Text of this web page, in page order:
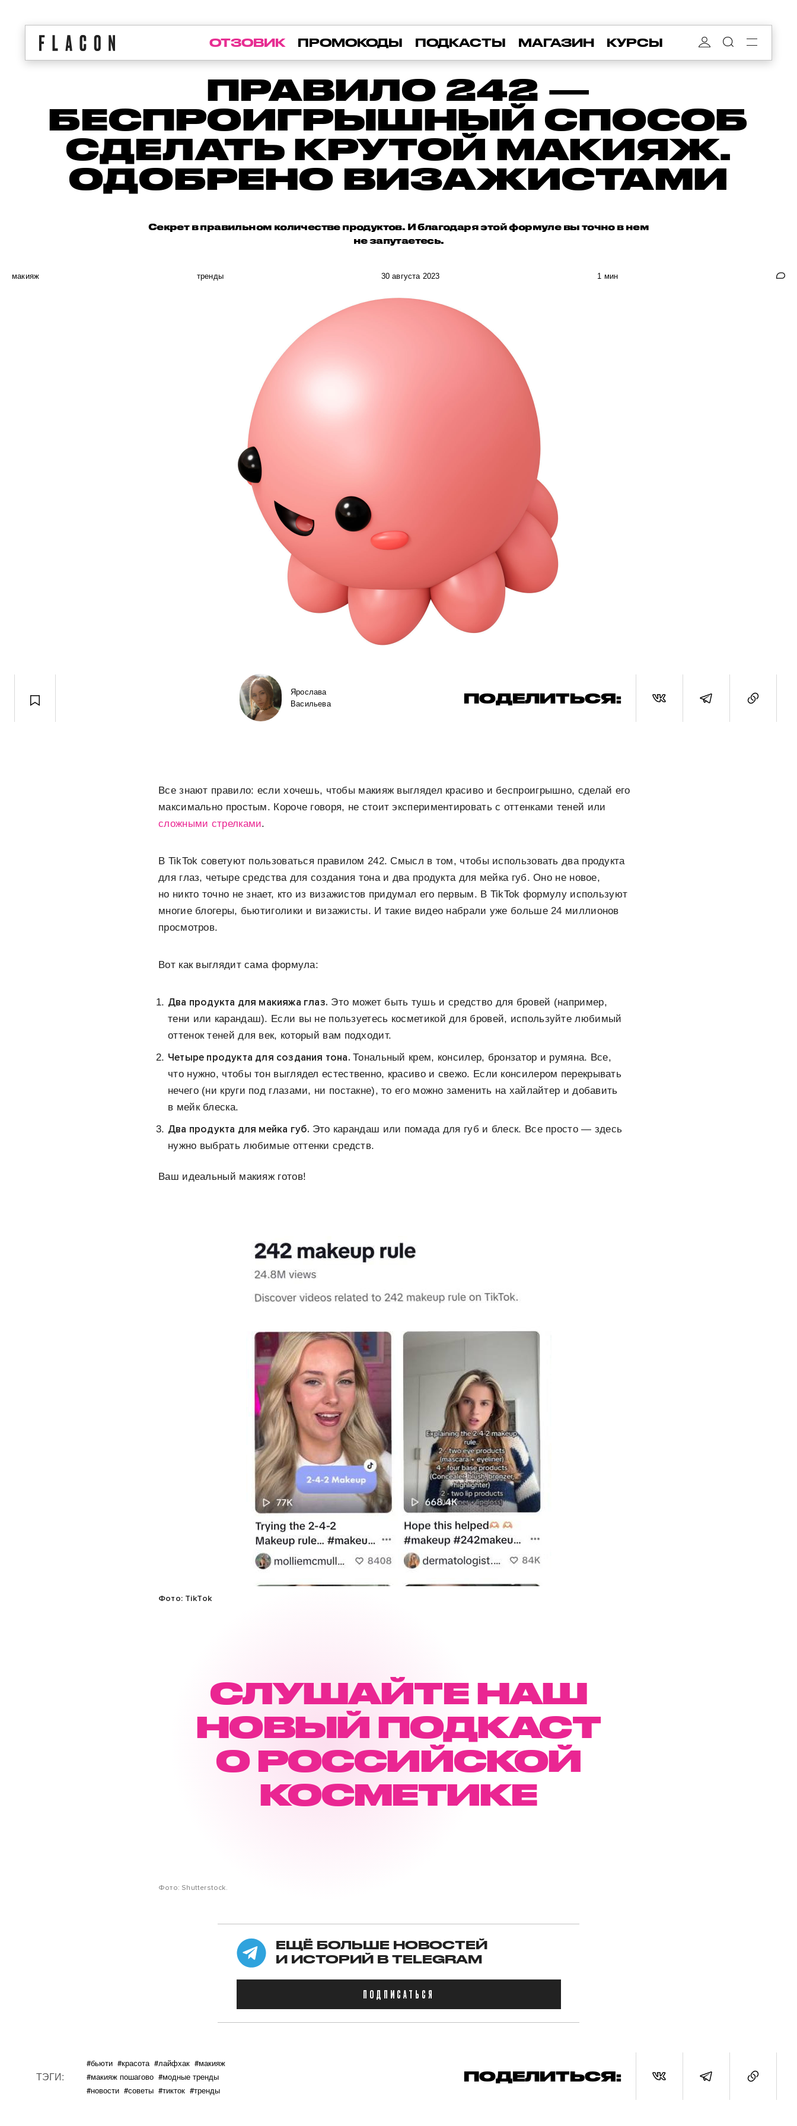
ОТЗОВИК ПРОМОКОДЫ ПОДКАСТЫ МАГАЗИН КУРСЫ
ПРАВИЛО 242 —
БЕСПРОИГРЫШНЫЙ СПОСОБ
СДЕЛАТЬ КРУТОЙ МАКИЯЖ.
ОДОБРЕНО ВИЗАЖИСТАМИ
Секрет в правильном количестве продуктов. И благодаря этой формуле вы точно в нем
не запутаетесь.
макияж тренды 30 августа 2023 1 мин
Ярослава
Васильева
ПОДЕЛИТЬСЯ:
Все знают правило: если хочешь, чтобы макияж выглядел красиво и беспроигрышно, сделай его
максимально простым. Короче говоря, не стоит экспериментировать с оттенками теней или
сложными стрелками.
В TikTok советуют пользоваться правилом 242. Смысл в том, чтобы использовать два продукта
для глаз, четыре средства для создания тона и два продукта для мейка губ. Оно не новое,
но никто точно не знает, кто из визажистов придумал его первым. В TikTok формулу используют
многие блогеры, бьютиголики и визажисты. И такие видео набрали уже больше 24 миллионов
просмотров.
Вот как выглядит сама формула:
Два продукта для макияжа глаз. Это может быть тушь и средство для бровей (например,
тени или карандаш). Если вы не пользуетесь косметикой для бровей, используйте любимый
оттенок теней для век, который вам подходит.
Четыре продукта для создания тона. Тональный крем, консилер, бронзатор и румяна. Все,
что нужно, чтобы тон выглядел естественно, красиво и свежо. Если консилером перекрывать
нечего (ни круги под глазами, ни постакне), то его можно заменить на хайлайтер и добавить
в мейк блеска.
Два продукта для мейка губ. Это карандаш или помада для губ и блеск. Все просто — здесь
нужно выбрать любимые оттенки средств.
Ваш идеальный макияж готов!
Фото: TikTok
СЛУШАЙТЕ НАШ
НОВЫЙ ПОДКАСТ
О РОССИЙСКОЙ
КОСМЕТИКЕ
Фото: Shutterstock.
ЕЩЁ БОЛЬШЕ НОВОСТЕЙ
И ИСТОРИЙ В TELEGRAM
ПОДПИСАТЬСЯ
ТЭГИ:
#бьюти #красота #лайфхак #макияж
#макияж пошагово #модные тренды
#новости #советы #тикток #тренды
ПОДЕЛИТЬСЯ: